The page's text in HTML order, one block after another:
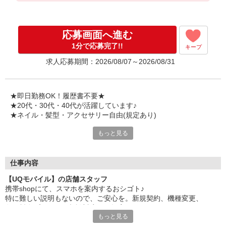
゜+゜・。○。・゜+゜・。○。・゜+゜
入社祝い金10万円支給(規定有)
お友達を紹介頂くと,
インセンティブ支給(規定有)
応募画面へ進む
1分で応募完了!! キープ
求人応募期間：2026/08/07～2026/08/31
★即日勤務OK！履歴書不要★
★20代・30代・40代が活躍しています♪
★ネイル・髪型・アクセサリー自由(規定あり)
各キャリアの新機種が特別価格で購入OK！！
特別割引価格でご利用可能☆
お得に過ごしたいあなたの味方です♪
【選べるお仕事いろいろ】
もっと見る
仕事内容
【UQモバイル】の店舗スタッフ
携帯shopにて、スマホを案内するおシゴト♪
特に難しい説明もないので、ご安心を。新規契約、機種変更、
もっと見る